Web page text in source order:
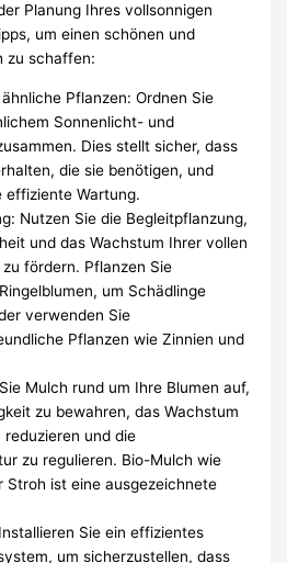
Planung Ihres vollsonnigen
um einen schönen und
zu schaffen:
Pflanzen: Ordnen Sie
Sonnenlicht- und
Dies stellt sicher, dass
die sie benötigen, und
effiziente Wartung.
Nutzen Sie die Begleitpflanzung,
und das Wachstum Ihrer vollen
fördern. Pflanzen Sie
um Schädlinge
verwenden Sie
Pflanzen wie Zinnien und
Mulch rund um Ihre Blumen auf,
zu bewahren, das Wachstum
und die
zu regulieren. Bio-Mulch wie
Stroh ist eine ausgezeichnete
Sie ein effizientes
um sicherzustellen, dass